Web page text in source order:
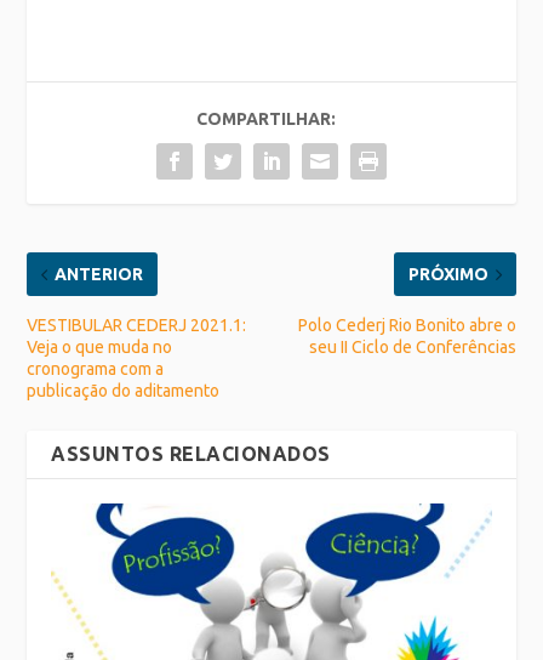
COMPARTILHAR:
ANTERIOR
VESTIBULAR CEDERJ 2021.1:
Veja o que muda no
cronograma com a
publicação do aditamento
PRÓXIMO
Polo Cederj Rio Bonito abre o
seu II Ciclo de Conferências
ASSUNTOS RELACIONADOS